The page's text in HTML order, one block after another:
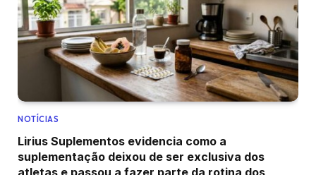
NOTÍCIAS
Lirius Suplementos evidencia como a
suplementação deixou de ser exclusiva dos